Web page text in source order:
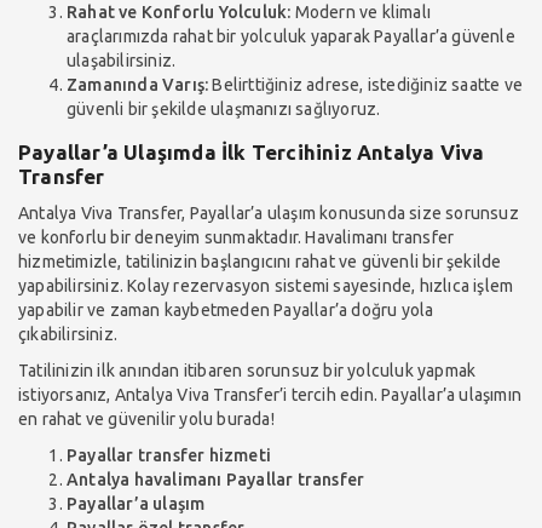
Rahat ve Konforlu Yolculuk: Modern ve klimalı
araçlarımızda rahat bir yolculuk yaparak Payallar’a güvenle
ulaşabilirsiniz.
Zamanında Varış:Belirttiğiniz adrese, istediğiniz saatte ve
güvenli bir şekilde ulaşmanızı sağlıyoruz.
Payallar’a Ulaşımda İlk Tercihiniz Antalya Viva
Transfer
Antalya Viva Transfer, Payallar’a ulaşım konusunda size sorunsuz
ve konforlu bir deneyim sunmaktadır. Havalimanı transfer
hizmetimizle, tatilinizin başlangıcını rahat ve güvenli bir şekilde
yapabilirsiniz. Kolay rezervasyon sistemi sayesinde, hızlıca işlem
yapabilir ve zaman kaybetmeden Payallar’a doğru yola
çıkabilirsiniz.
Tatilinizin ilk anından itibaren sorunsuz bir yolculuk yapmak
istiyorsanız, Antalya Viva Transfer’i tercih edin. Payallar’a ulaşımın
en rahat ve güvenilir yolu burada!
Payallar transfer hizmeti
Antalya havalimanı Payallar transfer
Payallar’a ulaşım